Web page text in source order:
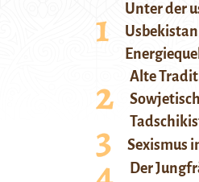
Unter der
Alte
Sexismus
Der